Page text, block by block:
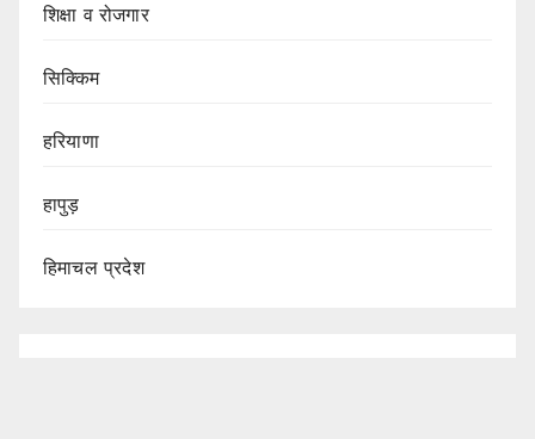
शिक्षा व रोजगार
सिक्किम
हरियाणा
हापुड़
हिमाचल प्रदेश